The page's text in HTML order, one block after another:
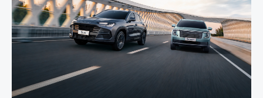
SOUEAST:
acelerando
el
movilidad